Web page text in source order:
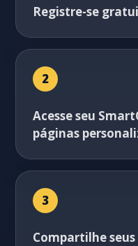
Registre-se
2
Acesse seu
páginas
3
Compartilhe